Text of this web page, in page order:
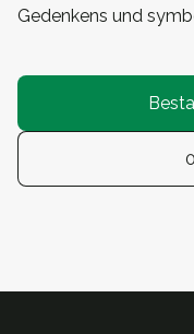
Gedenkens und